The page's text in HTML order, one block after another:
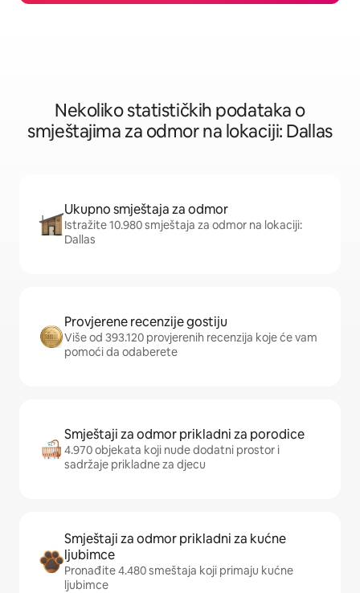
Nekoliko statističkih podataka o
smještajima za odmor na lokaciji: Dallas
Ukupno smještaja za odmor
Istražite 10.980 smještaja za odmor na lokaciji:
Dallas
Provjerene recenzije gostiju
Više od 393.120 provjerenih recenzija koje će vam
pomoći da odaberete
Smještaji za odmor prikladni za porodice
4.970 objekata koji nude dodatni prostor i
sadržaje prikladne za djecu
Smještaji za odmor prikladni za kućne
ljubimce
Pronađite 4.480 smeštaja koji primaju kućne
ljubimce